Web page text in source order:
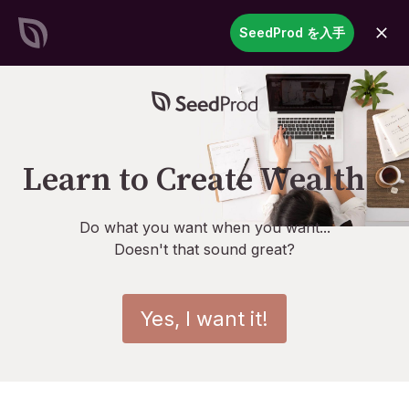
SeedProd
く
SeedProd を入手
見事なWordPressサイトとペー
ジを記録的な速さで作成